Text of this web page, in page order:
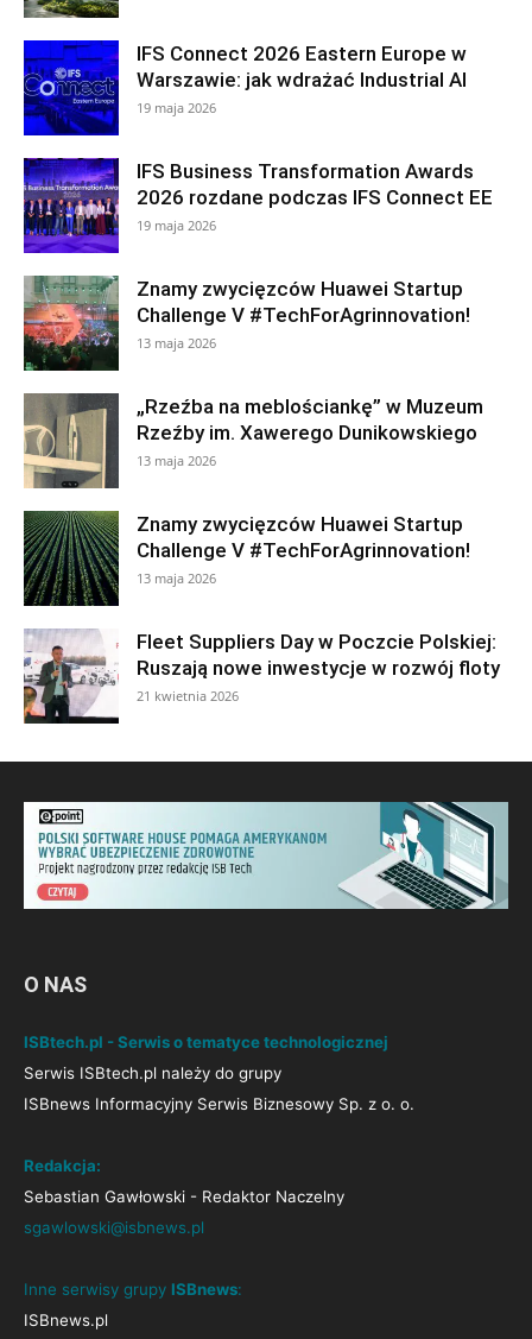
IFS Connect 2026 Eastern Europe w
Warszawie: jak wdrażać Industrial AI
19 maja 2026
IFS Business Transformation Awards
2026 rozdane podczas IFS Connect EE
19 maja 2026
Znamy zwycięzców Huawei Startup
Challenge V #TechForAgrinnovation!
13 maja 2026
„Rzeźba na meblościankę” w Muzeum
Rzeźby im. Xawerego Dunikowskiego
13 maja 2026
Znamy zwycięzców Huawei Startup
Challenge V #TechForAgrinnovation!
13 maja 2026
Fleet Suppliers Day w Poczcie Polskiej:
Ruszają nowe inwestycje w rozwój floty
21 kwietnia 2026
O NAS
ISBtech.pl - Serwis o tematyce technologicznej
Serwis ISBtech.pl należy do grupy
ISBnews Informacyjny Serwis Biznesowy Sp. z o. o.
Redakcja:
Sebastian Gawłowski - Redaktor Naczelny
sgawlowski@isbnews.pl
Inne serwisy grupy ISBnews:
ISBnews.pl